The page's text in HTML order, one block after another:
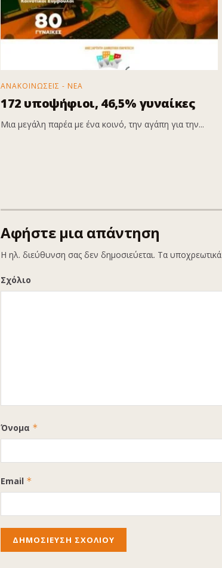
ΑΝΑΚΟΙΝΩΣΕΙΣ - ΝΕΑ
172 υποψήφιοι, 46,5% γυναίκες
Μια μεγάλη παρέα με ένα κοινό, την αγάπη για την...
Αφήστε μια απάντηση
Η ηλ. διεύθυνση σας δεν δημοσιεύεται. Τα
Σχόλιο
Όνομα *
Email *